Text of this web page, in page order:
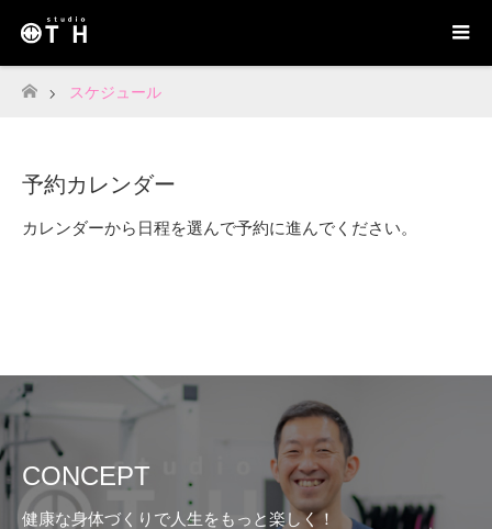
ホーム
スケジュール
予約カレンダー
カレンダーから日程を選んで予約に進んでください。
CONCEPT
健康な身体づくりで人生をもっと楽しく！